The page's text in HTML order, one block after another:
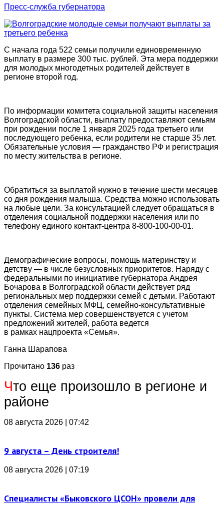
Пресс-служба губернатора
С начала года 522 семьи получили единовременную
выплату в размере 300 тыс. рублей. Эта мера поддержки
для молодых многодетных родителей действует в
регионе второй год.
По информации комитета социальной защиты населения
Волгоградской области, выплату предоставляют семьям
при рождении после 1 января 2025 года третьего или
последующего ребенка, если родители не старше 35 лет.
Обязательные условия — гражданство РФ и регистрация
по месту жительства в регионе.
Обратиться за выплатой нужно в течение шести месяцев
со дня рождения малыша. Средства можно использовать
на любые цели. За консультацией следует обращаться в
отделения социальной поддержки населения или по
телефону единого контакт-центра 8-800-100-00-01.
Демографические вопросы, помощь материнству и
детству — в числе безусловных приоритетов. Наряду с
федеральными по инициативе губернатора Андрея
Бочарова в Волгоградской области действует ряд
региональных мер поддержки семей с детьми. Работают
отделения семейных МФЦ, семейно-консультативные
пункты. Система мер совершенствуется с учетом
предложений жителей, работа ведется
в рамках нацпроекта «Семья».
Ганна Шарапова
Прочитано 136 раз
Что еще произошло в регионе и
районе
08 августа 2026 | 07:42
9 августа – День строителя!
08 августа 2026 | 07:19
Специалисты «Быковского ЦСОН» провели для